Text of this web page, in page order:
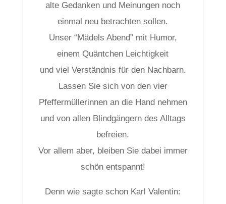
alte Gedanken und Meinungen noch
einmal neu betrachten sollen.
Unser “Mädels Abend” mit Humor,
einem Quäntchen Leichtigkeit
und viel Verständnis für den Nachbarn.
Lassen Sie sich von den vier
Pfeffermüllerinnen an die Hand nehmen
und von allen Blindgängern des Alltags
befreien.
Vor allem aber, bleiben Sie dabei immer
schön entspannt!
Denn wie sagte schon Karl Valentin: